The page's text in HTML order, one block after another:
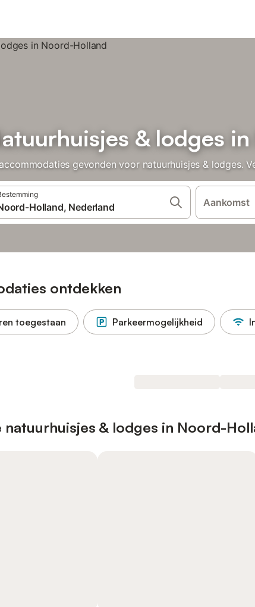
& lodges
gevonden voor natuurhuisjes & lodges.
Aankomst
ontdekken
toegestaan Parkeermogelijkheid
natuurhuisjes & lodges in Noord-